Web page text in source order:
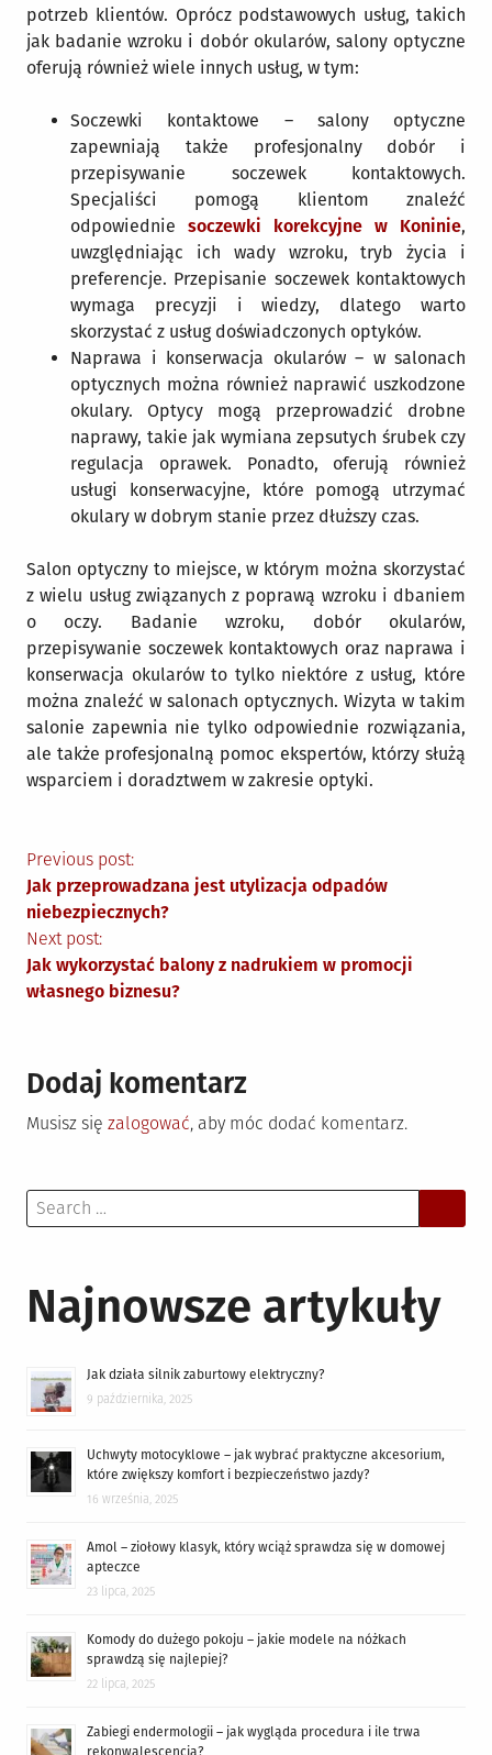
potrzeb klientów. Oprócz podstawowych usług, takich
jak badanie wzroku i dobór okularów, salony optyczne
oferują również wiele innych usług, w tym:
Soczewki kontaktowe – salony optyczne
zapewniają także profesjonalny dobór i
przepisywanie soczewek kontaktowych.
Specjaliści pomogą klientom znaleźć
odpowiednie soczewki korekcyjne w Koninie,
uwzględniając ich wady wzroku, tryb życia i
preferencje. Przepisanie soczewek kontaktowych
wymaga precyzji i wiedzy, dlatego warto
skorzystać z usług doświadczonych optyków.
Naprawa i konserwacja okularów – w salonach
optycznych można również naprawić uszkodzone
okulary. Optycy mogą przeprowadzić drobne
naprawy, takie jak wymiana zepsutych śrubek czy
regulacja oprawek. Ponadto, oferują również
usługi konserwacyjne, które pomogą utrzymać
okulary w dobrym stanie przez dłuższy czas.
Salon optyczny to miejsce, w którym można skorzystać
z wielu usług związanych z poprawą wzroku i dbaniem
o oczy. Badanie wzroku, dobór okularów,
przepisywanie soczewek kontaktowych oraz naprawa i
konserwacja okularów to tylko niektóre z usług, które
można znaleźć w salonach optycznych. Wizyta w takim
salonie zapewnia nie tylko odpowiednie rozwiązania,
ale także profesjonalną pomoc ekspertów, którzy służą
wsparciem i doradztwem w zakresie optyki.
Nawigacja
wpisu
Previous post:
Jak przeprowadzana jest utylizacja odpadów
niebezpiecznych?
Next post:
Jak wykorzystać balony z nadrukiem w promocji
własnego biznesu?
Dodaj komentarz
Musisz się zalogować, aby móc dodać komentarz.
Search
for:
Najnowsze artykuły
Jak działa silnik zaburtowy elektryczny?
9 października, 2025
Uchwyty motocyklowe – jak wybrać praktyczne akcesorium,
które zwiększy komfort i bezpieczeństwo jazdy?
16 września, 2025
Amol – ziołowy klasyk, który wciąż sprawdza się w domowej
apteczce
23 lipca, 2025
Komody do dużego pokoju – jakie modele na nóżkach
sprawdzą się najlepiej?
22 lipca, 2025
Zabiegi endermologii – jak wygląda procedura i ile trwa
rekonwalescencja?